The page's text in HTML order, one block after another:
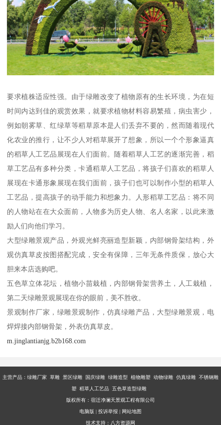
要求植株适应性强。由于绿雕改变了植物原有的生长环境，为在短
时间内达到佳的观赏效果，就要求植物材料容易繁殖，病虫害少，
例如朝雾草、红绿草等稻草原本是人们丢弃不要的，然而随着现代
化农业的推行，让不少人对稻草展开了想象，所以一个个形象逼真
的稻草人工艺品展现在人们面前。随着稻草人工艺的逐渐完善，稻
草工艺品有多种分类，卡通稻草人工艺品，将孩子们喜欢的稻草人
展现在卡通形象展现在我们面前，孩子们也可以制作小型的稻草人
工艺品，提高孩子的动手能力和想象力。人形稻草工艺品：将不同
的人物站在在大众面前，人物多为历史人物、名人名家，以此来激
励人们向他们学习。
大型绿雕景观产品，外观光鲜亮丽造型新颖，内部钢骨架结构，外
观仿真草皮按图搭配完成，安全有保障，三年无条件质保，放心大
胆来本店选购吧。
五色草立体花坛，植物小苗栽植，内部钢骨架营养土，人工栽植，
第二天绿雕景观展现在你的眼前，美不胜收。
景观制作厂家，绿雕景观制作，仿真绿雕产品，大型绿雕景观，电
焊焊接内部钢骨架，外表仿真草皮。
m.jinglantianjg.b2b168.com
主营产品： 绿雕厂家 草雕 景区绿雕 国庆绿雕 绿雕造型 植物雕塑 动物绿雕 仿真绿雕 不锈钢雕
塑 稻草人工艺品 五色草造型绿雕
版权所有：宿迁净澜天景观工程有限公司
电脑版 | 投诉举报 | 网站地图
技术支持： 八方资源网